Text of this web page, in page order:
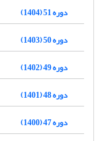
دوره 51 (1404)
دوره 50 (1403)
دوره 49 (1402)
دوره 48 (1401)
دوره 47 (1400)